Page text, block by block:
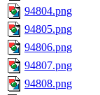
94804.png
94805.png
94806.png
94807.png
94808.png